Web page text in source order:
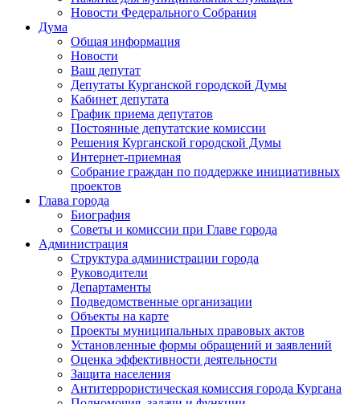
Новости Федерального Cобрания
Дума
Общая информация
Новости
Ваш депутат
Депутаты Курганской городской Думы
Кабинет депутата
График приема депутатов
Постоянные депутатские комиссии
Решения Курганской городской Думы
Интернет-приемная
Собрание граждан по поддержке инициативных
проектов
Глава города
Биография
Советы и комиссии при Главе города
Администрация
Структура администрации города
Руководители
Департаменты
Подведомственные организации
Объекты на карте
Проекты муниципальных правовых актов
Установленные формы обращений и заявлений
Оценка эффективности деятельности
Защита населения
Антитеррористическая комиссия города Кургана